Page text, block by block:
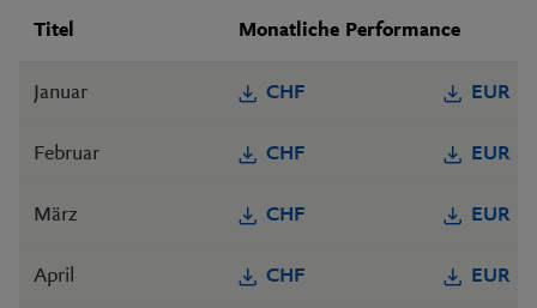
Titel Monatliche Performance
Januar CHF EUR
Februar CHF EUR
März CHF EUR
April CHF EUR